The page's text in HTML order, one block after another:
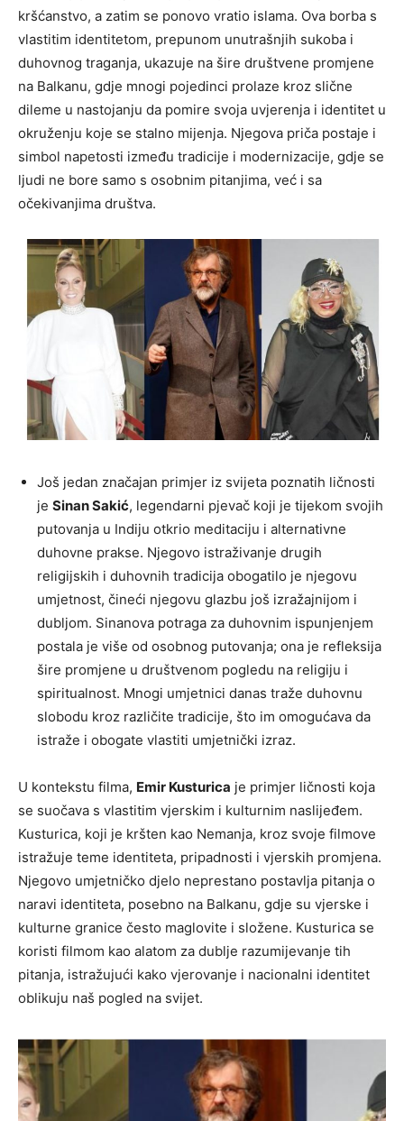
kršćanstvo, a zatim se ponovo vratio islama. Ova borba s
vlastitim identitetom, prepunom unutrašnjih sukoba i
duhovnog traganja, ukazuje na šire društvene promjene
na Balkanu, gdje mnogi pojedinci prolaze kroz slične
dileme u nastojanju da pomire svoja uvjerenja i identitet u
okruženju koje se stalno mijenja. Njegova priča postaje i
simbol napetosti između tradicije i modernizacije, gdje se
ljudi ne bore samo s osobnim pitanjima, već i sa
očekivanjima društva.
Još jedan značajan primjer iz svijeta poznatih ličnosti
je Sinan Sakić, legendarni pjevač koji je tijekom svojih
putovanja u Indiju otkrio meditaciju i alternativne
duhovne prakse. Njegovo istraživanje drugih
religijskih i duhovnih tradicija obogatilo je njegovu
umjetnost, čineći njegovu glazbu još izražajnijom i
dubljom. Sinanova potraga za duhovnim ispunjenjem
postala je više od osobnog putovanja; ona je refleksija
šire promjene u društvenom pogledu na religiju i
spiritualnost. Mnogi umjetnici danas traže duhovnu
slobodu kroz različite tradicije, što im omogućava da
istraže i obogate vlastiti umjetnički izraz.
U kontekstu filma, Emir Kusturica je primjer ličnosti koja
se suočava s vlastitim vjerskim i kulturnim naslijeđem.
Kusturica, koji je kršten kao Nemanja, kroz svoje filmove
istražuje teme identiteta, pripadnosti i vjerskih promjena.
Njegovo umjetničko djelo neprestano postavlja pitanja o
naravi identiteta, posebno na Balkanu, gdje su vjerske i
kulturne granice često maglovite i složene. Kusturica se
koristi filmom kao alatom za dublje razumijevanje tih
pitanja, istražujući kako vjerovanje i nacionalni identitet
oblikuju naš pogled na svijet.